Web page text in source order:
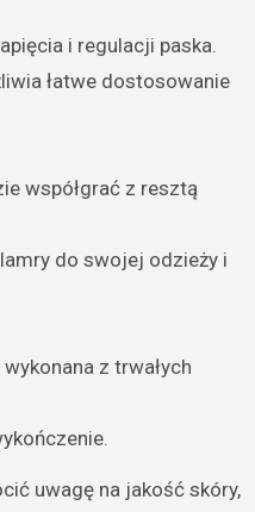
i regulacji paska.
łatwe dostosowanie
współgrać z resztą
do swojej odzieży i
z trwałych
uwagę na jakość skóry,